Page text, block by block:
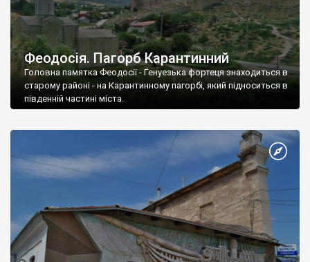
Феодосія. Пагорб Карантинний
Головна памятка Феодосії - Генуезька фортеця знаходиться в
старому районі - на Карантинному пагорбі, який підноситься в
південній частині міста.